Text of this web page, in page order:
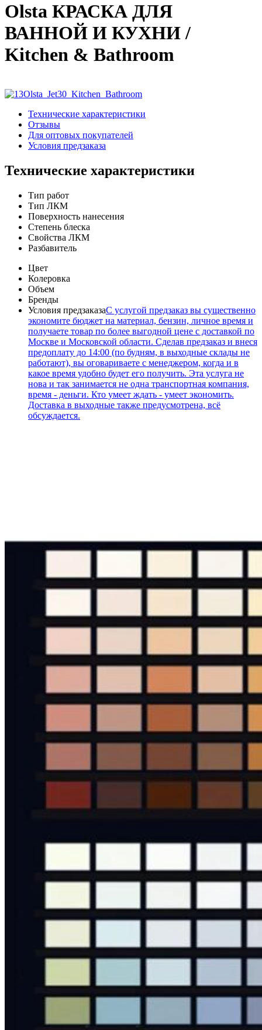
Olsta КРАСКА ДЛЯ
ВАННОЙ И КУХНИ /
Kitchen & Bathroom
Технические характеристики
Отзывы
Для оптовых покупателей
Условия предзаказа
Технические характеристики
Тип работ
Тип ЛКМ
Поверхность нанесения
Степень блеска
Свойства ЛКМ
Разбавитель
Цвет
Колеровка
Объем
Бренды
Условия предзаказаС услугой предзаказ вы существенно
экономите бюджет на материал, бензин, личное время и
получаете товар по более выгодной цене с доставкой по
Москве и Московской области. Сделав предзаказ и внеся
предоплату до 14:00 (по будням, в выходные склады не
работают), вы оговариваете с менеджером, когда и в
какое время удобно будет его получить. Эта услуга не
нова и так занимается не одна транспортная компания,
время - деньги. Кто умеет ждать - умеет экономить.
Доставка в выходные также предусмотрена, всё
обсуждается.